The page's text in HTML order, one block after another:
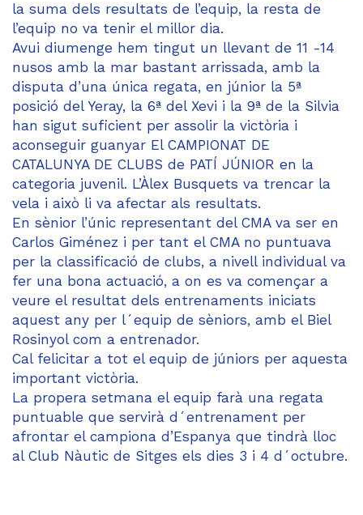
la suma dels resultats de l’equip, la resta de
l’equip no va tenir el millor dia.
Avui diumenge hem tingut un llevant de 11 -14
nusos amb la mar bastant arrissada, amb la
disputa d’una única regata, en júnior la 5ª
posició del Yeray, la 6ª del Xevi i la 9ª de la Silvia
han sigut suficient per assolir la victòria i
aconseguir guanyar El CAMPIONAT DE
CATALUNYA DE CLUBS de PATÍ JÚNIOR en la
categoria juvenil. L’Àlex Busquets va trencar la
vela i això li va afectar als resultats.
En sènior l’únic representant del CMA va ser en
Carlos Giménez i per tant el CMA no puntuava
per la classificació de clubs, a nivell individual va
fer una bona actuació, a on es va començar a
veure el resultat dels entrenaments iniciats
aquest any per l´equip de sèniors, amb el Biel
Rosinyol com a entrenador.
Cal felicitar a tot el equip de júniors per aquesta
important victòria.
La propera setmana el equip farà una regata
puntuable que servirà d´entrenament per
afrontar el campiona d’Espanya que tindrà lloc
al Club Nàutic de Sitges els dies 3 i 4 d´octubre.